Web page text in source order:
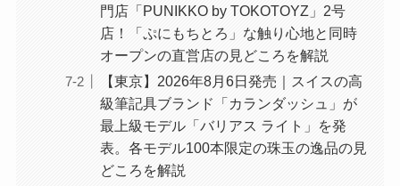
門店「PUNIKKO by TOKOTOYZ」2号
店！「ぷにもちとろ」な触り心地と同時
オープンの直営店の見どころを解説
【東京】2026年8月6日発売｜スイスの高
級筆記具ブランド「カランダッシュ」が
最上級モデル「バリアス ライト」を発
表。各モデル100本限定の珠玉の逸品の見
どころを解説